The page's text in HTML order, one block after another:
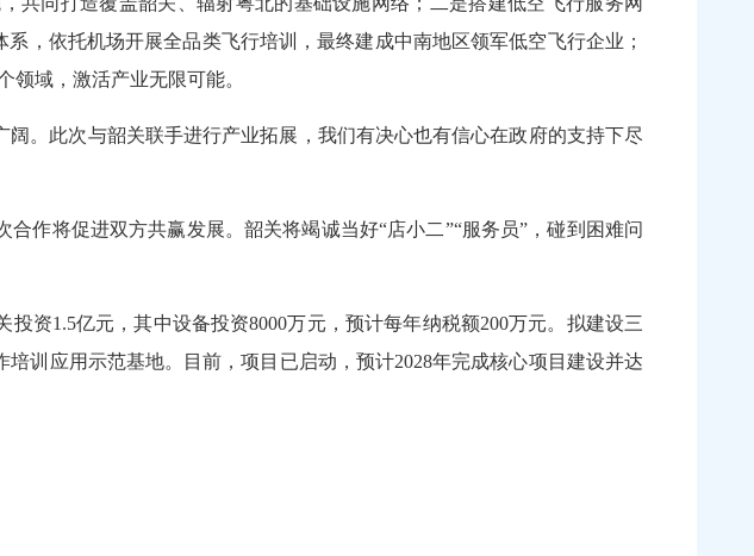
，依托机场开展全品类飞行培训，最终建成中南地区领军低空飞行企业；
领域，激活产业无限可能。
。此次与韶关联手进行产业拓展，我们有决心也有信心在政府的支持下尽
作将促进双方共赢发展。韶关将竭诚当好“店小二”“服务员”，碰到困难问
资1.5亿元，其中设备投资8000万元，预计每年纳税额200万元。拟建设三
训应用示范基地。目前，项目已启动，预计2028年完成核心项目建设并达